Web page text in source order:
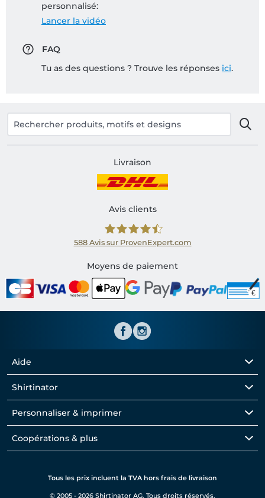
personnalisé:
Lancer la vidéo
FAQ
Tu as des questions ? Trouve les réponses ici.
Livraison
Avis clients
Shirtinator FR
588 Avis sur ProvenExpert.com
Moyens de paiement
Aide
Shirtinator
Personnaliser & imprimer
Coopérations & plus
Tous les prix incluent la TVA hors frais de livraison
© 2005 - 2026 Shirtinator AG. Tous droits réservés.